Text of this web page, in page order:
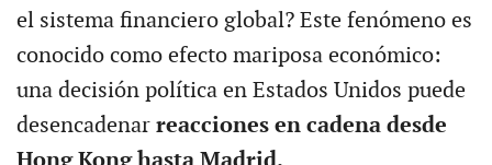
el sistema financiero global? Este fenómeno es
conocido como efecto mariposa económico:
una decisión política en Estados Unidos puede
desencadenar reacciones en cadena desde